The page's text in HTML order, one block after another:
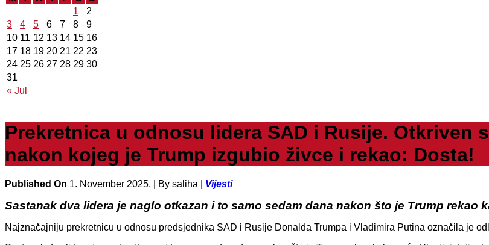
« Jul
1
2
3
4 5 6 7 8
9
10 11 12 13 14 15 16
17 18 19 20 21 22 23
24 25 26 27 28 29 30
31
Prekretnica u odnosu lidera SAD i Rusije. Otkriven
nakon kojeg je Trump izgubio živce i rekao: Dosta!
Published On 1. November 2025. | By saliha | Vijesti
Sastanak dva lidera je naglo otkazan i to samo sedam dana nakon što je Trump rekao
Najznačajniju prekretnicu u odnosu predsjednika SAD i Rusije Donalda Trumpa i Vladimira Putina označila je